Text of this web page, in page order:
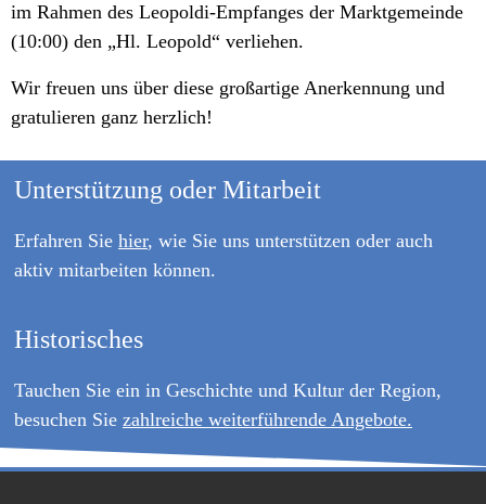
im Rahmen des Leopoldi-Empfanges der Marktgemeinde
(10:00) den „Hl. Leopold“ verliehen.
Wir freuen uns über diese großartige Anerkennung und
gratulieren ganz herzlich!
Unterstützung oder Mitarbeit
Erfahren Sie hier, wie Sie uns unterstützen oder auch
aktiv mitarbeiten können.
Historisches
Tauchen Sie ein in Geschichte und Kultur der Region,
besuchen Sie zahlreiche weiterführende Angebote.